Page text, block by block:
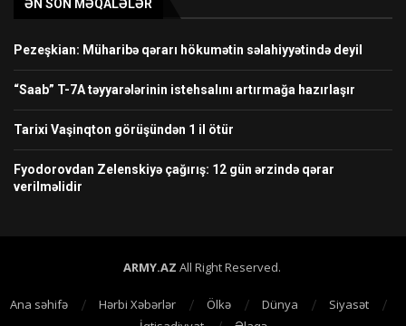
ƏN SON MƏQALƏLƏR
Pezeşkian: Müharibə qərarı hökumətin səlahiyyətində deyil
“Saab” T-7A təyyarələrinin istehsalını artırmağa hazırlaşır
Tarixi Vaşinqton görüşündən 1 il ötür
Fyodorovdan Zelenskiyə çağırış: 12 gün ərzində qərar
verilməlidir
ARMY.AZ All Right Reserved.
Ana səhifə Hərbi Xəbərlər Ölkə Dünya
Siyasət